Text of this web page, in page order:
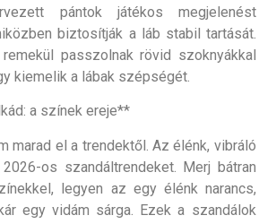
pántok játékos megjelenést
biztosítják a láb stabil tartását.
passzolnak rövid szoknyákkal
kiemelik a lábak szépségét.
a színek ereje**
marad el a trendektől. Az élénk, vibráló
os szandáltrendeket. Merj bátran
legyen az egy élénk narancs,
egy vidám sárga. Ezek a szandálok